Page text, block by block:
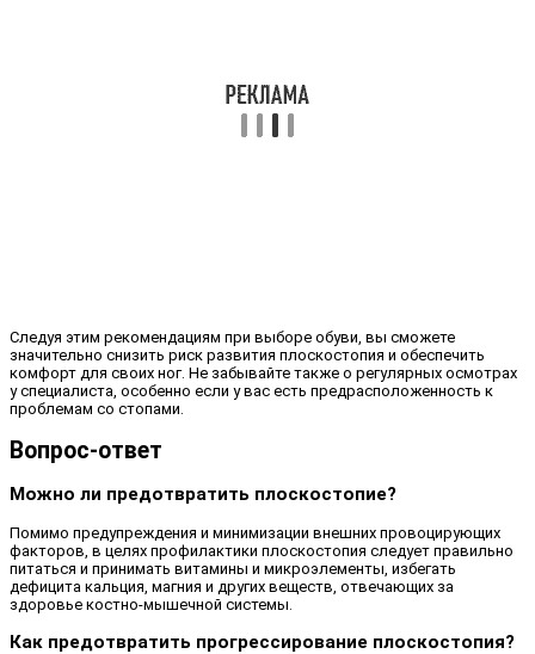
Следуя этим рекомендациям при выборе обуви, вы сможете
значительно снизить риск развития плоскостопия и обеспечить
комфорт для своих ног. Не забывайте также о регулярных осмотрах
у специалиста, особенно если у вас есть предрасположенность к
проблемам со стопами.
Вопрос-ответ
Можно ли предотвратить плоскостопие?
Помимо предупреждения и минимизации внешних провоцирующих
факторов, в целях профилактики плоскостопия следует правильно
питаться и принимать витамины и микроэлементы, избегать
дефицита кальция, магния и других веществ, отвечающих за
здоровье костно-мышечной системы.
Как предотвратить прогрессирование плоскостопия?